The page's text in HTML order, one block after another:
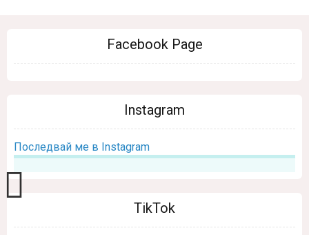
Facebook Page
Instagram
Последвай ме в Instagram
TikTok